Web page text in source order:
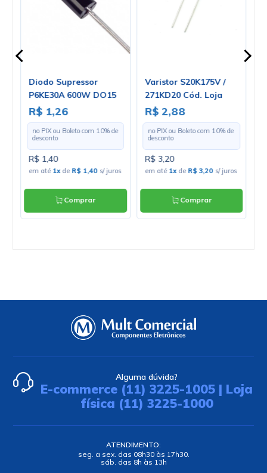
Diodo Supressor
P6KE30A 600W DO15
Unidirecional - Cód.
Loja 4439 - LITTELFUSE
R$ 1,26
no PIX ou Boleto com 10% de
desconto
R$ 1,40
em até 1xde R$ 1,40 s/ juros
Comprar
Varistor S20K175V /
271KD20 Cód. Loja
4290
R$ 2,88
no PIX ou Boleto com 10% de
desconto
R$ 3,20
em até 1xde R$ 3,20 s/ juros
Comprar
Alguma dúvida?
E-commerce (11) 3225-1005 | Loja
física (11) 3225-1000
ATENDIMENTO:
seg. a sex. das 08h30 às 17h30.
sáb. das 8h às 13h